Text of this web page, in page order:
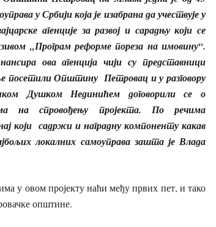
у Србији која је изабрана да учествује у
агенције за развој и сарадњу који се
„Програм реформе пореза на имовину“.
ова агенција чији су представници
посетили Општину Петровац и у разговору
Душком Нединићем договорили се о
на спровођењу пројекта. По речима
који садржи и наградну компоненту какав
локалних самоуправа зашта је Влада
овом пројекту наћи међу првих пет, и тако
општине.